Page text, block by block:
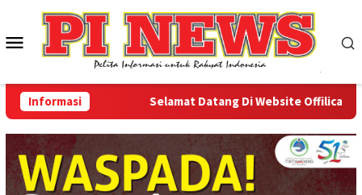
konten
Menu
Mobile
Informasi Selamat Datang Di Website Offilical PI-